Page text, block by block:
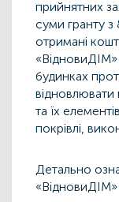
прийнятних
суми гранту
отримані
будинках
відновлювати
та їх
покрівлі,
Детально